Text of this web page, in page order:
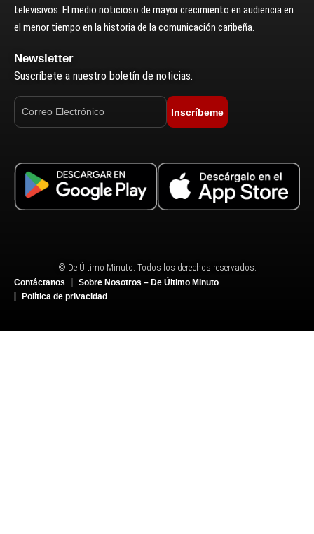
televisivos. El medio noticioso de mayor crecimiento en audiencia en
el menor tiempo en la historia de la comunicación caribeña.
Newsletter
Suscríbete a nuestro boletín de noticias.
Inscríbeme
© De Último Minuto. Todos los derechos reservados.
Contáctanos
Sobre Nosotros – De Último Minuto
Política de privacidad